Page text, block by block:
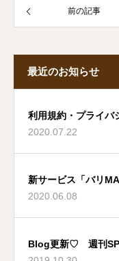
前の記事
最近のお知らせ
利用規約・プライバ
2020.07.22
新サービス「バリ
2020.06.08
Blog更新♡ 週刊